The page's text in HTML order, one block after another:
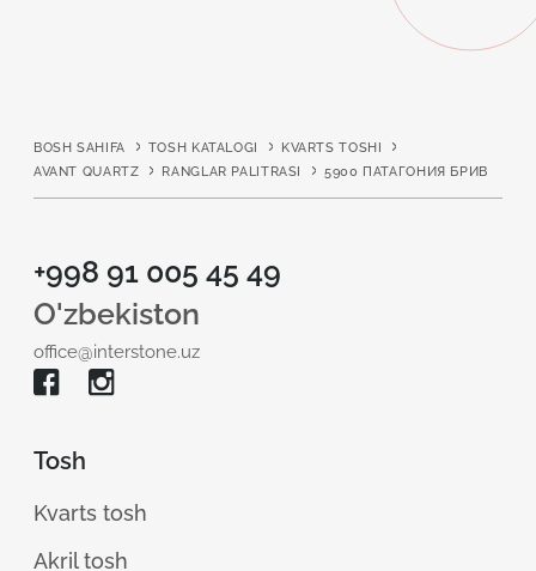
BOSH SAHIFA TOSH KATALOGI
KVARTS TOSHI
AVANT QUARTZ
RANGLAR PALITRASI 5900 ПАТАГОНИЯ БРИВ
+998 91 005 45 49
O'zbekiston
office@interstone.uz
Tosh
Kvarts tosh
Akril tosh